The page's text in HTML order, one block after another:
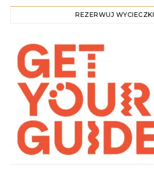
REZERWUJ WYCIECZKI